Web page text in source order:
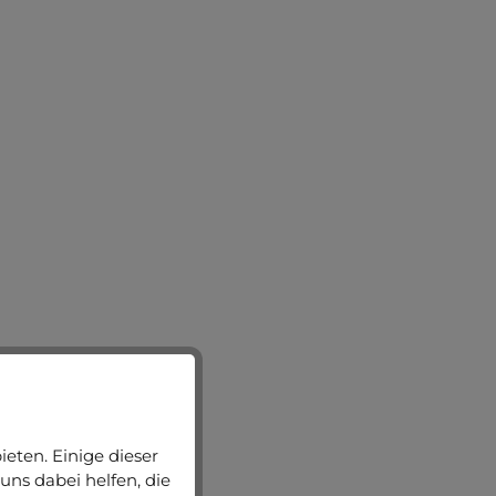
Einige dieser
dabei helfen, die